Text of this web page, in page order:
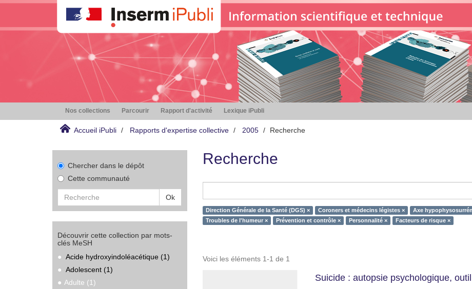
Nos collections Parcourir Rapport d'activité Lexique iPubli
Accueil iPubli Rapports d'expertise collective 2005 Recherche
Chercher dans le dépôt
Cette communauté
Ok
Découvrir cette collection par mots-
clés MeSH
Acide hydroxyindoléacétique (1)
Adolescent (1)
Adulte (1)
Recherche
Direction Générale de la Santé (DGS) × Coroners et médecins légistes × Axe
Troubles de l'humeur ×
Prévention et contrôle × Personnalité × Facteurs de risque ×
Voici les éléments 1-1 de 1
Suicide : autopsie psychologique,